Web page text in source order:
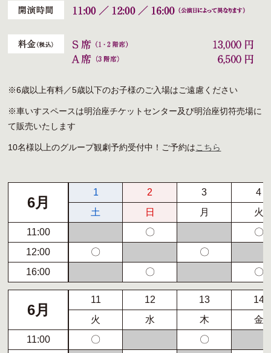
※6歳以上有料／5歳以下のお子様のご入場はご遠慮ください
※車いすスペースは明治座チケットセンター及び明治座切符売場に
て販売いたします
10名様以上のグループ観劇予約受付中！ご予約はこちら
6月
1 2 3
4
土
日 月
火
11:00
〇
〇
12:00
〇
〇
16:00
〇 〇
6月
11 12 13
14
火
水 木
金
11:00
〇
〇